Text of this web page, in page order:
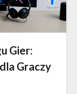
Gier:
Graczy